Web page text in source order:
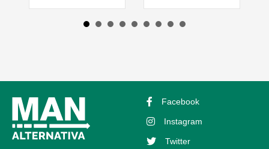
Facebook
Instagram
Twitter